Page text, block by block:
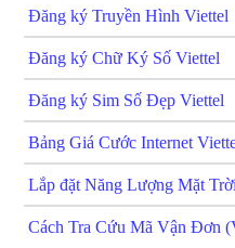
Đăng ký Truyền Hình Viettel
Đăng ký Chữ Ký Số Viettel
Đăng ký Sim Số Đẹp Viettel
Bảng Giá Cước Internet
Lắp đặt Năng Lượng Mặt
Cách Tra Cứu Mã Vận Đơn